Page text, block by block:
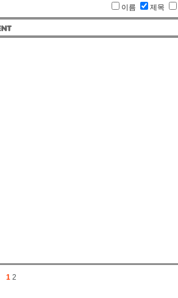
이름 제목
1 2